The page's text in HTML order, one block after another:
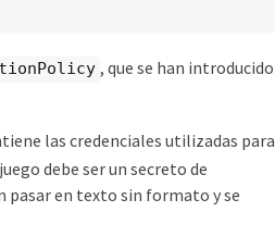
, que se han introducido
las credenciales utilizadas para
debe ser un secreto de
pasar en texto sin formato y se